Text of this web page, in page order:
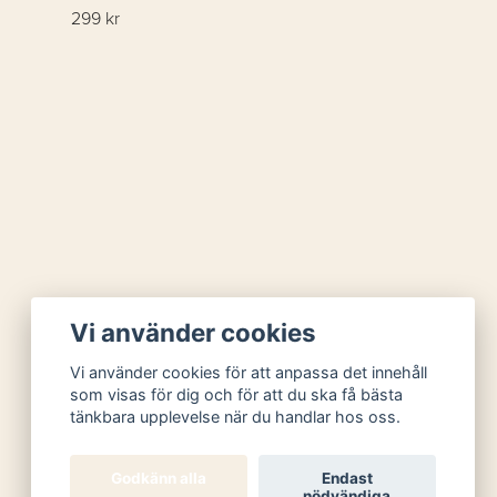
299 kr
Vi använder cookies
Vi använder cookies för att anpassa det innehåll
som visas för dig och för att du ska få bästa
tänkbara upplevelse när du handlar hos oss.
Godkänn alla
Endast